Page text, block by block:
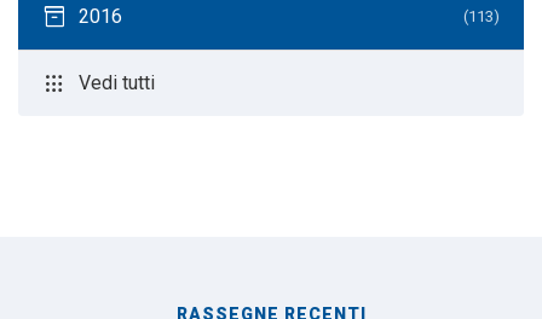
inventory_2 2016 (113)
apps Vedi tutti
RASSEGNE RECENTI